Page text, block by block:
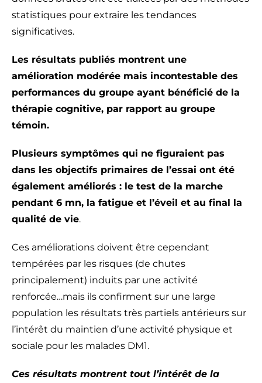
statistiques pour extraire les tendances
significatives.
Les résultats publiés montrent une
amélioration modérée mais incontestable des
performances du groupe ayant bénéficié de la
thérapie cognitive, par rapport au groupe
témoin.
Plusieurs symptômes qui ne figuraient pas
dans les objectifs primaires de l’essai ont été
également améliorés : le test de la marche
pendant 6 mn, la fatigue et l’éveil et au final la
qualité de vie.
Ces améliorations doivent être cependant
tempérées par les risques (de chutes
principalement) induits par une activité
renforcée…mais ils confirment sur une large
population les résultats très partiels antérieurs sur
l’intérêt du maintien d’une activité physique et
sociale pour les malades DM1.
Ces résultats montrent tout l’intérêt de la